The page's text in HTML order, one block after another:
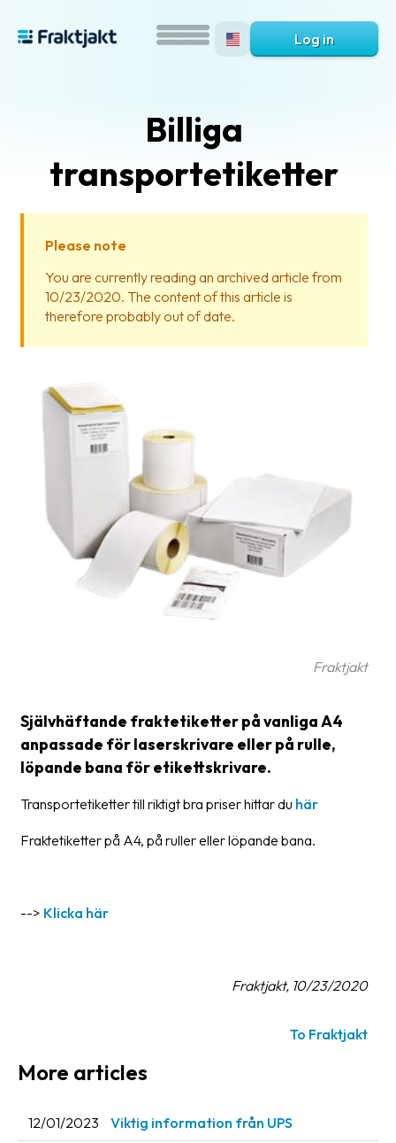
is
Fraktjakt?
Help?
FAQ
Glossary
Packing
documents
Printer
settings
Pickups
Manuals
scanner
About
Media
Log in
Billiga
transportetiketter
Please note
You are currently reading an archived article from
10/23/2020. The content of this article is
therefore probably out of date.
Fraktjakt
Självhäftande fraktetiketter på vanliga A4
anpassade för laserskrivare eller på rulle,
löpande bana för etikettskrivare.
Transportetiketter till riktigt bra priser hittar du här
Fraktetiketter på A4, på ruller eller löpande bana.
--> Klicka här
Fraktjakt, 10/23/2020
To Fraktjakt
More articles
12/01/2023 Viktig information från UPS